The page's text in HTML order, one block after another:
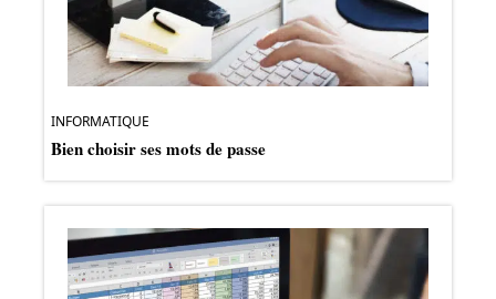
INFORMATIQUE
Bien choisir ses mots de passe